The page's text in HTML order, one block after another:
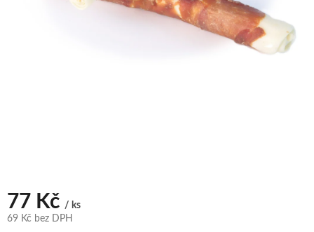
77 Kč / ks
69 Kč bez DPH